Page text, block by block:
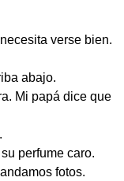
verse bien.
abajo.
Mi papá dice que
perfume caro.
fotos.